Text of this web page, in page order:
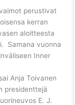
perustivat
kerran
aloitteesta
Samana vuonna
Inner
Anja Toivanen
presidenttejä
E. J.